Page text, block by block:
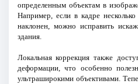
определенным объектам в
Например, если в кадре
наклонен, можно исправить
здания.
Локальная коррекция также
деформации, что особенно
ультраширокими объективами.